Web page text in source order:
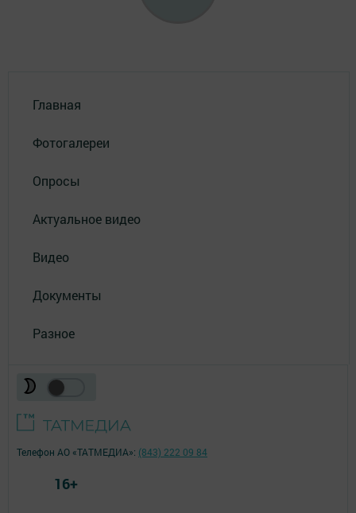
Главная
Фотогалереи
Опросы
Актуальное видео
Видео
Документы
Разное
Телефон АО «ТАТМЕДИА»: (843) 222 09 84
16+